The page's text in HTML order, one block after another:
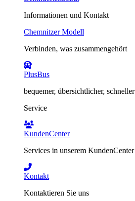
Informationen und Kontakt
Chemnitzer Modell
Verbinden, was zusammengehört
PlusBus
bequemer, übersichtlicher, schneller
Service
KundenCenter
Services in unserem KundenCenter
Kontakt
Kontaktieren Sie uns